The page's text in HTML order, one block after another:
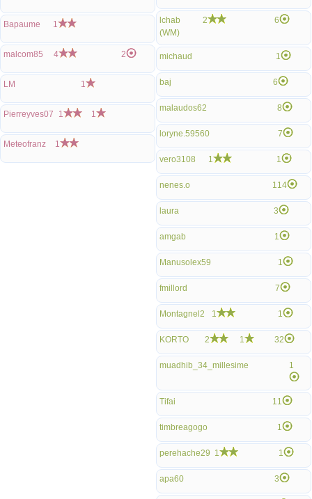
Bapaume 1
malcom85 4 2
LM 1
Pierreyves07 1 1
Meteofranz 1
lchab
(WM)
2 6
michaud 1
baj 6
malaudos62 8
loryne.59560 7
vero3108 1 1
nenes.o 114
laura 3
amgab 1
Manusolex59 1
fmillord 7
Montagnel2 1 1
KORTO 2 1 32
muadhib_34_millesime 1
Tifai 11
timbreagogo 1
perehache29 1 1
apa60 3